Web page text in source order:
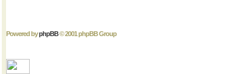
Powered byphpBB© 2001 phpBB Group